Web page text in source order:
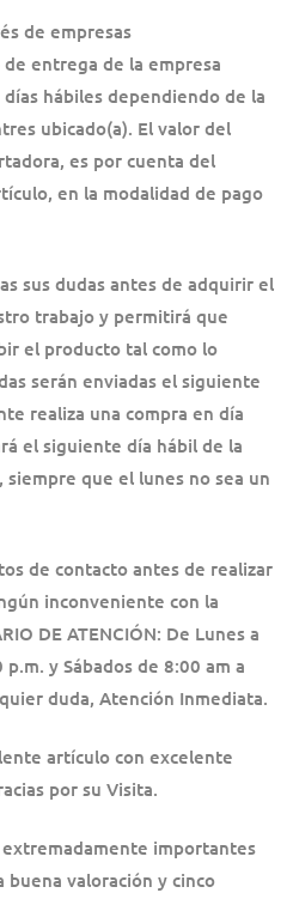
de empresas
entrega de la empresa
hábiles dependiendo de la
ubicado(a). El valor del
es por cuenta del
en la modalidad de pago
sus dudas antes de adquirir el
trabajo y permitirá que
el producto tal como lo
serán enviadas el siguiente
realiza una compra en día
el siguiente día hábil de la
siempre que el lunes no sea un
de contacto antes de realizar
inconveniente con la
DE ATENCIÓN: De Lunes a
y Sábados de 8:00 am a
duda, Atención Inmediata.
artículo con excelente
por su Visita.
importantes
buena valoración y cinco